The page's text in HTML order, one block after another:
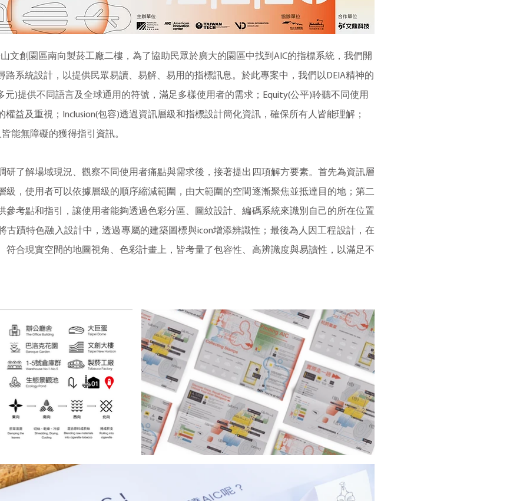
山文創園區南向製菸工廠二樓，為了協助民眾於廣大的園區中找到AIC的指標系統，我們開
路系統設計，以提供民眾易讀、易解、易用的指標訊息。於此專案中，我們以DEIA精神的
元)提供不同語言及全球通用的符號，滿足多樣使用者的需求；Equity(公平)聆聽不同使用
益及重視；Inclusion(包容)透過資訊層級和指標設計簡化資訊，確保所有人皆能理解；
能無障礙的獲得指引資訊。
研了解場域現況、觀察不同使用者痛點與需求後，接著提出四項解方要素。首先為資訊層
級，使用者可以依據層級的順序縮減範圍，由大範圍的空間逐漸聚焦並抵達目的地；第二
參考點和指引，讓使用者能夠透過色彩分區、圖紋設計、編碼系統來識別自己的所在位置
古蹟特色融入設計中，透過專屬的建築圖標與icon增添辨識性；最後為人因工程設計，在
符合現實空間的地圖視角、色彩計畫上，皆考量了包容性、高辨識度與易讀性，以滿足不